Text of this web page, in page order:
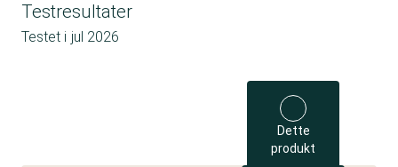
Testresultater
Testet i jul 2026
Dette
produkt